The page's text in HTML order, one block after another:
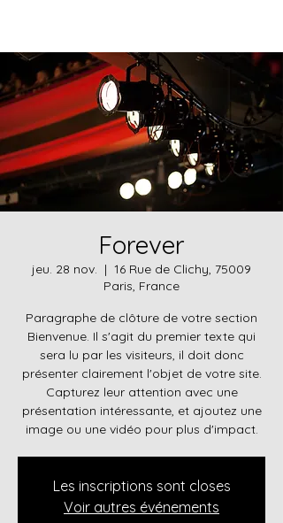
Forever
jeu. 28 nov.
  |
16 Rue de Clichy, 75009
Paris, France
Paragraphe de clôture de votre section
Bienvenue. Il s'agit du premier texte qui
sera lu par les visiteurs, il doit donc
présenter clairement l'objet de votre site.
Capturez leur attention avec une
présentation intéressante, et ajoutez une
image ou une vidéo pour plus d'impact.
Les inscriptions sont closes
Voir autres événements